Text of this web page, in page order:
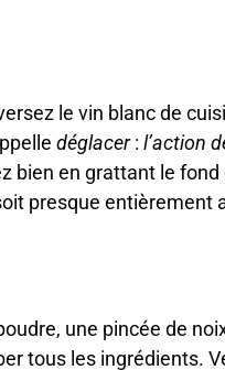
le vin blanc de
déglacer: l’action
bien en grattant le fond
presque entièrement
une pincée de
tous les ingrédients.